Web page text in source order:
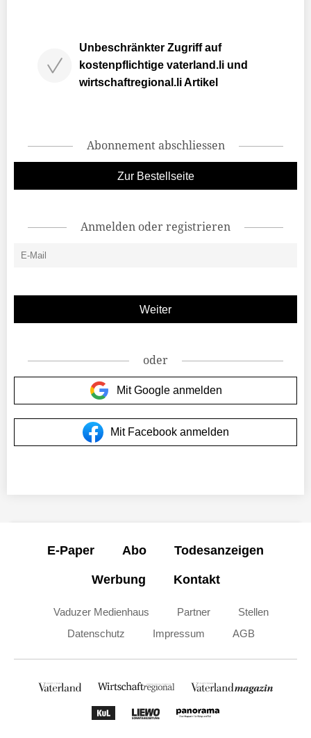
Unbeschränkter Zugriff auf
kostenpflichtige vaterland.li und
wirtschaftregional.li Artikel
Abonnement abschliessen
Zur Bestellseite
Anmelden oder registrieren
oder
Mit Google anmelden
Mit Facebook anmelden
E-Paper Abo Todesanzeigen
Werbung Kontakt
Vaduzer Medienhaus Partner
Stellen
Datenschutz
Impressum AGB